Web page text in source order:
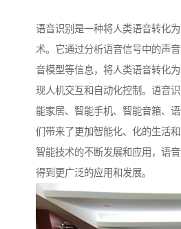
语音识别是一种将人类语音转化
术。它通过分析语音信号中的声
音模型等信息，将人类语音转化
现人机交互和自动化控制。语音
能家居、智能手机、智能音箱、
们带来了更加智能化、化的生活
智能技术的不断发展和应用，语
得到更广泛的应用和发展。